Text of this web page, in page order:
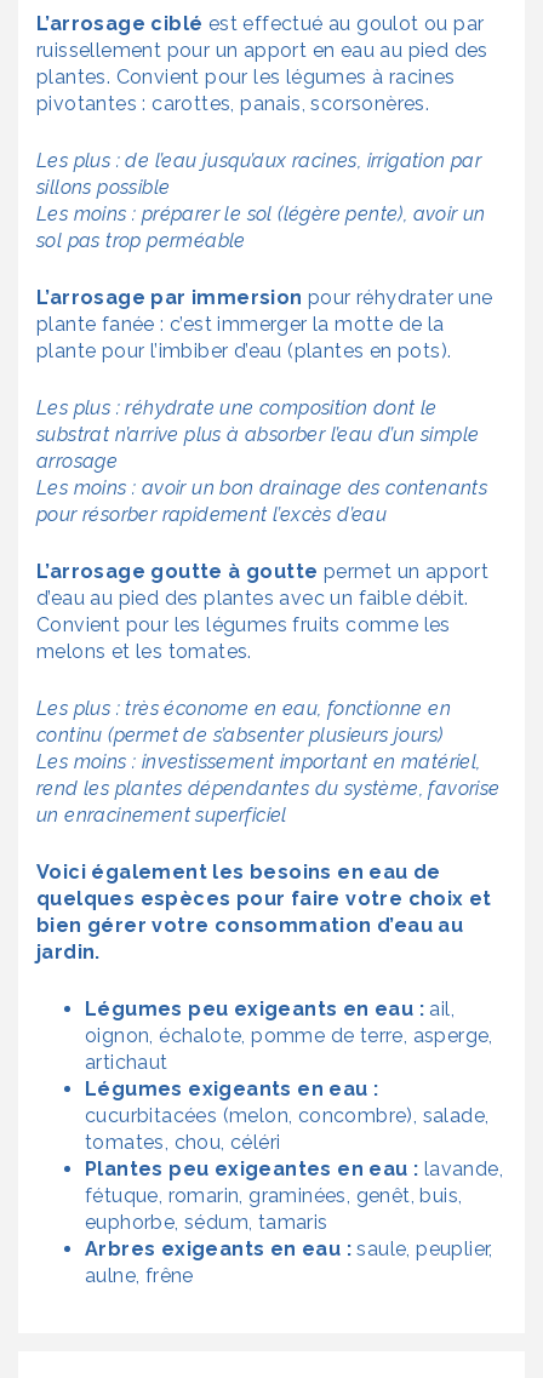
L’arrosage ciblé est effectué au goulot ou par
ruissellement pour un apport en eau au pied des
plantes. Convient pour les légumes à racines
pivotantes : carottes, panais, scorsonères.
Les plus : de l’eau jusqu’aux racines, irrigation par
sillons possible
Les moins : préparer le sol (légère pente), avoir un
sol pas trop perméable
L’arrosage par immersion pour réhydrater une
plante fanée : c’est immerger la motte de la
plante pour l’imbiber d’eau (plantes en pots).
Les plus : réhydrate une composition dont le
substrat n’arrive plus à absorber l’eau d’un simple
arrosage
Les moins : avoir un bon drainage des contenants
pour résorber rapidement l’excès d’eau
L’arrosage goutte à goutte permet un apport
d’eau au pied des plantes avec un faible débit.
Convient pour les légumes fruits comme les
melons et les tomates.
Les plus : très économe en eau, fonctionne en
continu (permet de s’absenter plusieurs jours)
Les moins : investissement important en matériel,
rend les plantes dépendantes du système, favorise
un enracinement superficiel
Voici également les besoins en eau de
quelques espèces pour faire votre choix et
bien gérer votre consommation d’eau au
jardin.
Légumes peu exigeants en eau : ail,
oignon, échalote, pomme de terre, asperge,
artichaut
Légumes exigeants en eau :
cucurbitacées (melon, concombre), salade,
tomates, chou, céléri
Plantes peu exigeantes en eau : lavande,
fétuque, romarin, graminées, genêt, buis,
euphorbe, sédum, tamaris
Arbres exigeants en eau : saule, peuplier,
aulne, frêne